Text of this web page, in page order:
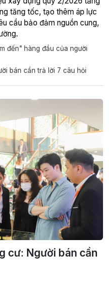
tăng tốc, tạo thêm áp lực
cầu bảo đảm nguồn cung,
đến" hàng đầu của người
bán cần trả lời 7 câu hỏi
cư: Người bán cần